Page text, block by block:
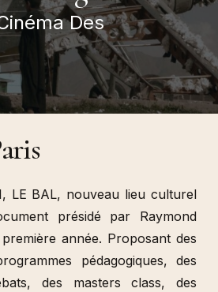
Des
LE BAL, nouveau lieu culturel
présidé par Raymond
année. Proposant des
pédagogiques, des
des masters class, des